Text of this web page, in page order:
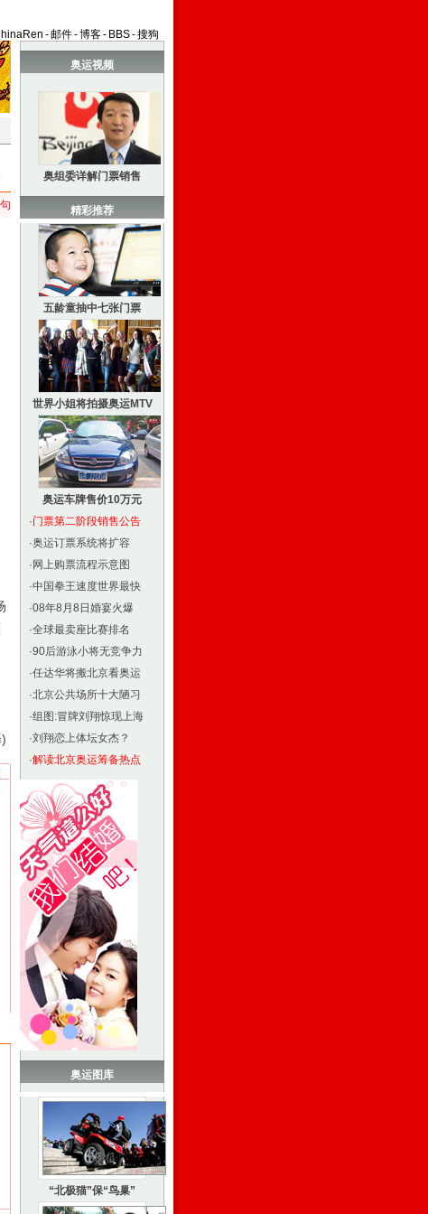
-邮件-博客- BBS-搜狗
奥运视频
奥组委详解门票销售
精彩推荐
五龄童抽中七张门票
世界小姐将拍摄奥运MTV
奥运车牌售价10万元
·门票第二阶段销售公告
·奥运订票系统将扩容
· 网上购票流程示意图
·中国拳王速度世界最快
·08年8月8日婚宴火爆
·全球最卖座比赛排名
·90后游泳小将无竞争力
·任达华将搬北京看奥运
·北京公共场所十大陋习
·组图:冒牌刘翔惊现上海
·刘翔恋上体坛女杰？
·解读北京奥运筹备热点
奥运图库
“北极猫”保“鸟巢”